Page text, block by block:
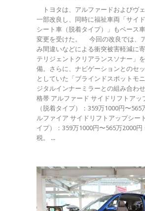
トヨタは、アルファードおよびヴ
一部改良し、同時に福祉車両「サイ
シート車（脱着タイプ）」もベース
変更を受けた。 今回の改良では、
み間違いなどによる衝突被害軽減に
テリジェントクリアランスソナー」
備。さらに、ナビゲーションとのセ
としていた「ブラインドスポットモ
ジタルインナーミラーとの組み合わ
格帯 アルファード サイドリフトアッ
（脱着タイプ）：359万1000円〜565
ルファイア サイドリフトアップシー
イプ）：359万1000円〜565万2000
税。 ...